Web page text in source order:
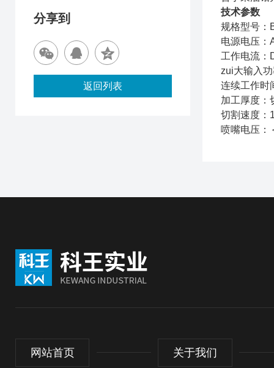
技术参数
规格型号：
电源电压：
工作电流：
zui大输入
连续工作时
加工厚度：
切割速度：
喷嘴电压：
分享到
返回列表
网站首页 关于我们